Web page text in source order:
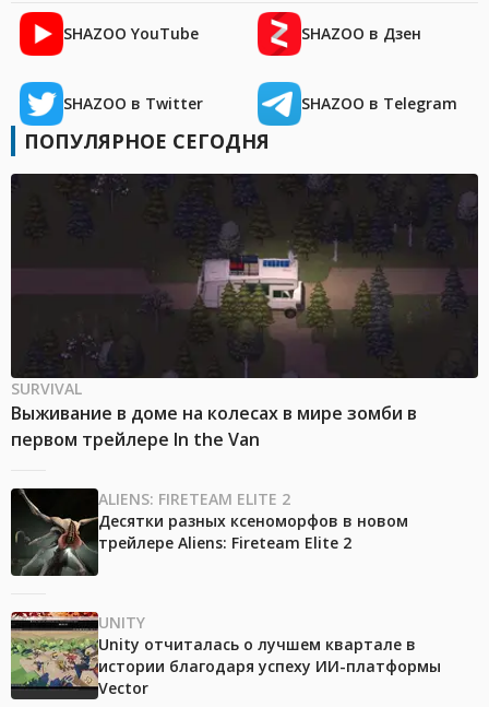
SHAZOO YouTube SHAZOO в Дзен
SHAZOO в Twitter SHAZOO в Telegram
ПОПУЛЯРНОЕ СЕГОДНЯ
SURVIVAL
Выживание в доме на колесах в мире зомби в
первом трейлере In the Van
ALIENS: FIRETEAM ELITE 2
Десятки разных ксеноморфов в новом
трейлере Aliens: Fireteam Elite 2
UNITY
Unity отчиталась о лучшем квартале в
истории благодаря успеху ИИ-платформы
Vector